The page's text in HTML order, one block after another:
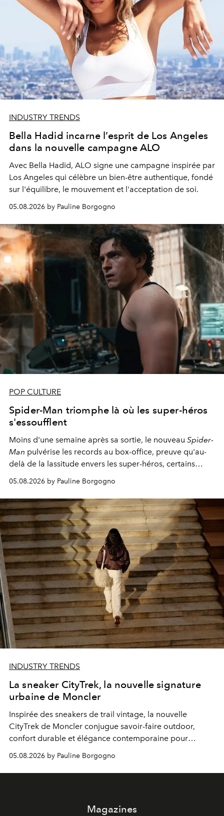
INDUSTRY TRENDS
Bella Hadid incarne l’esprit de Los Angeles
dans la nouvelle campagne ALO
Avec Bella Hadid, ALO signe une campagne inspirée par
Los Angeles qui célèbre un bien-être authentique, fondé
sur l'équilibre, le mouvement et l'acceptation de soi.
05.08.2026 by Pauline Borgogno
POP CULTURE
Spider-Man triomphe là où les super-héros
s'essoufflent
Moins d'une semaine après sa sortie, le nouveau Spider-
Man pulvérise les records au box-office, preuve qu'au-
delà de la lassitude envers les super-héros, certains
personnages continuent de susciter une ferveur intacte.
05.08.2026 by Pauline Borgogno
INDUSTRY TRENDS
La sneaker CityTrek, la nouvelle signature
urbaine de Moncler
Inspirée des sneakers de trail vintage, la nouvelle
CityTrek de Moncler conjugue savoir-faire outdoor,
confort durable et élégance contemporaine pour
accompagner les explorations du quotidien.
05.08.2026 by Pauline Borgogno
Magazines